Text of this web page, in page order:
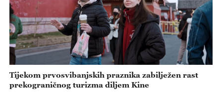
Tijekom prvosvibanjskih praznika zabilježen rast
prekograničnog turizma diljem Kine